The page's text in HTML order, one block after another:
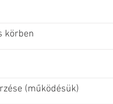
körben
(működésük)